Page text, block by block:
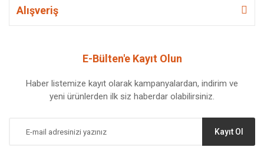
Alışveriş
E-Bülten'e Kayıt Olun
Haber listemize kayıt olarak kampanyalardan, indirim ve
yeni ürünlerden ilk siz haberdar olabilirsiniz.
Kayıt Ol